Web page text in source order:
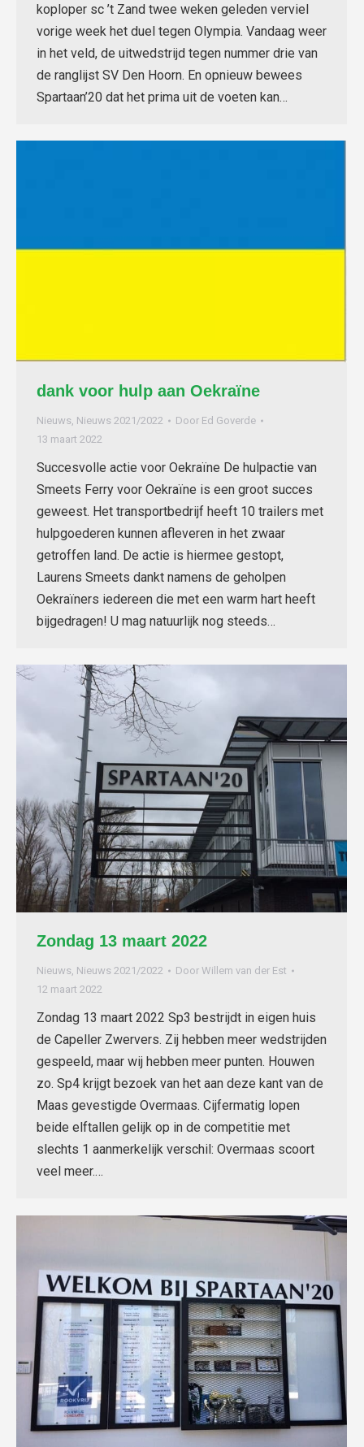
koploper sc ’t Zand twee weken geleden verviel
vorige week het duel tegen Olympia. Vandaag weer
in het veld, de uitwedstrijd tegen nummer drie van
de ranglijst SV Den Hoorn. En opnieuw bewees
Spartaan’20 dat het prima uit de voeten kan…
dank voor hulp aan Oekraïne
Nieuws, Nieuws 2021/2022 Door Ed Goverde
13 maart 2022
Succesvolle actie voor Oekraïne De hulpactie van
Smeets Ferry voor Oekraïne is een groot succes
geweest. Het transportbedrijf heeft 10 trailers met
hulpgoederen kunnen afleveren in het zwaar
getroffen land. De actie is hiermee gestopt,
Laurens Smeets dankt namens de geholpen
Oekraïners iedereen die met een warm hart heeft
bijgedragen! U mag natuurlijk nog steeds…
Zondag 13 maart 2022
Nieuws, Nieuws 2021/2022 Door Willem van der Est
12 maart 2022
Zondag 13 maart 2022 Sp3 bestrijdt in eigen huis
de Capeller Zwervers. Zij hebben meer wedstrijden
gespeeld, maar wij hebben meer punten. Houwen
zo. Sp4 krijgt bezoek van het aan deze kant van de
Maas gevestigde Overmaas. Cijfermatig lopen
beide elftallen gelijk op in de competitie met
slechts 1 aanmerkelijk verschil: Overmaas scoort
veel meer.…